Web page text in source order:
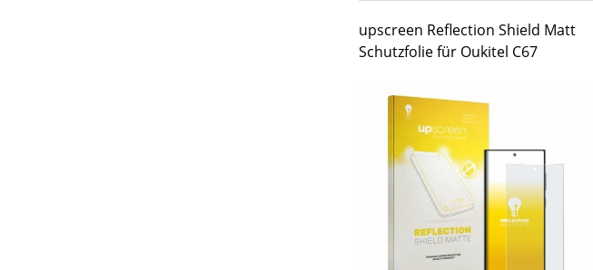
upscreen Reflection Shield Matt
Schutzfolie für Oukitel C67